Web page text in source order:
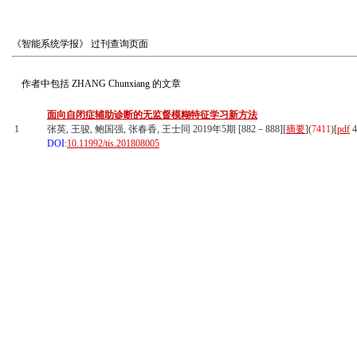
《智能系统学报》 过刊查询页面
作者中包括 ZHANG Chunxiang 的文章
1
面向自闭症辅助诊断的无监督模糊特征学习新方法
张英, 王骏, 鲍国强, 张春香, 王士同 2019年5期 [882－888][摘要](7411)[pdf
DOI:10.11992/tis.201808005